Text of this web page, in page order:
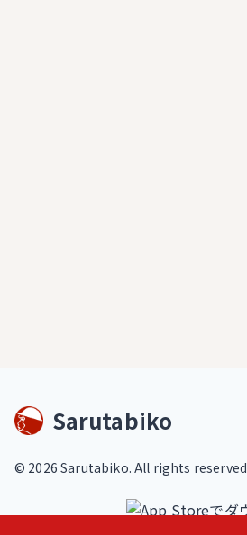
Sarutabiko
© 2026 Sarutabiko. All rights reserved